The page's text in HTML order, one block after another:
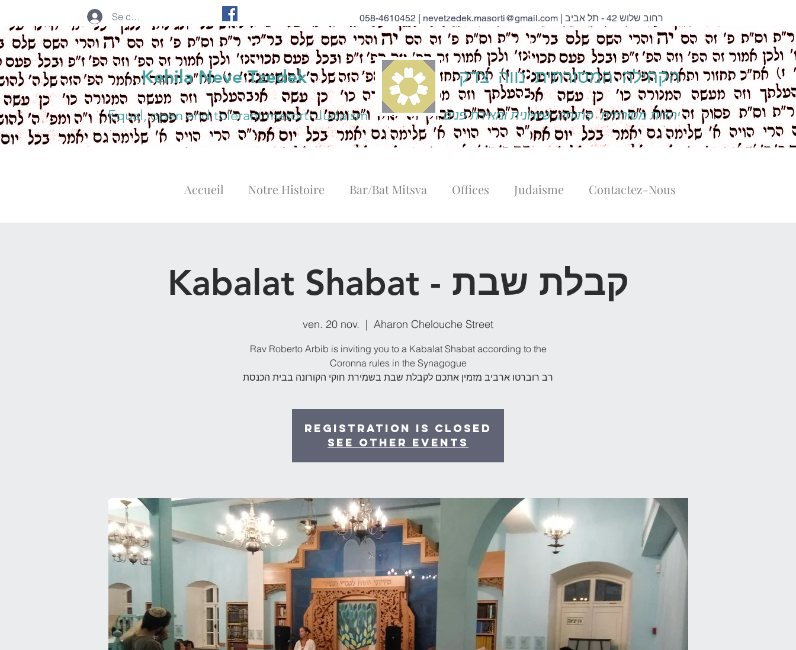
058-4610452 | nevetzedek.masorti@gmail.com | רחוב שלוש 42 - תל אביב Se connecter
Kehila Neve Tzedek
Equal, open and tolerant masorti Judaism
הקהילה המסורתית נווה צדק
יהדות מסורתית פתוחה, שיוויונית ומאירת פנים
Contactez-Nous
Judaisme
Offices
Bar/Bat Mitsva
Notre Histoire
Accueil
Kabalat Shabat - קבלת שבת
ven. 20 nov.
  |
Aharon Chelouche Street
Rav Roberto Arbib is inviting you to a Kabalat Shabat according to the
Coronna rules in the Synagogue
רב רוברטו ארביב מזמין אתכם לקבלת שבת בשמירת חוקי הקורונה בבית הכנסת
Registration is Closed
See other events